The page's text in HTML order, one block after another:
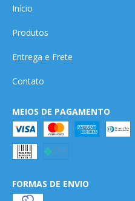
Início
Produtos
Entrega e Frete
Contato
MEIOS DE PAGAMENTO
FORMAS DE ENVIO